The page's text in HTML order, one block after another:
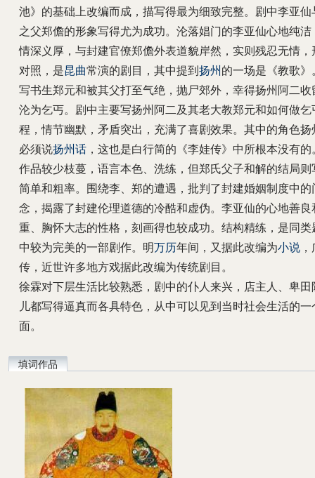
池》的基础上改编而成，描写得最为细致完整。剧中李亚仙
之父郑儋的形象写得尤为成功。沦落娼门的李亚仙心地纯洁
情深义厚，与封建官僚郑儋外表道貌岸然，实则残忍无情，
对照，是昆曲常演的剧目，其中提到 扬州 的一场是《教歌》
写书生郑元和被其父打至气绝，抛尸郊外，幸得扬州阿二收
沦为乞丐。剧中主要写扬州阿二及其老大教郑元和如何做乞
程，情节幽默，矛盾突出，充满了喜剧效果。其中的角色扬
必须说扬州话 ，这也是白行简的《李娃传》中所根本没有的
作品较少枝蔓，语言本色、洗练，但郑氏父子和解的结局则
简单和粗率。围绕李、郑的遭遇，批判了封建婚姻制度中的
念，揭露了封建伦理道德的冷酷和虚伪。李亚仙的心地善良
重、胸怀大志的性格，刻画得也较成功。结构精练，是同类
中较为完美的一部剧作。明万历年间，又据此改编为小说
传，近世许多地方戏据此改编为传统剧目。
徐霖对下层生活比较熟悉，剧中的仆人来兴，店主人、卑田
儿都写得逼真而各具特色，从中可以见到当时社会生活的一
面。
填词作品